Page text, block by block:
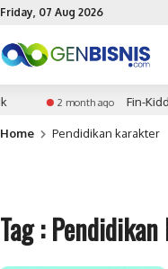
Friday, 07 Aug 2026
2 month ago Fin-Kiddo:
Home Pendidikan karakter
Tag :